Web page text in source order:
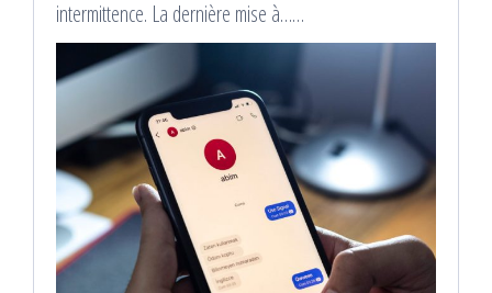
intermittence. La dernière mise à……